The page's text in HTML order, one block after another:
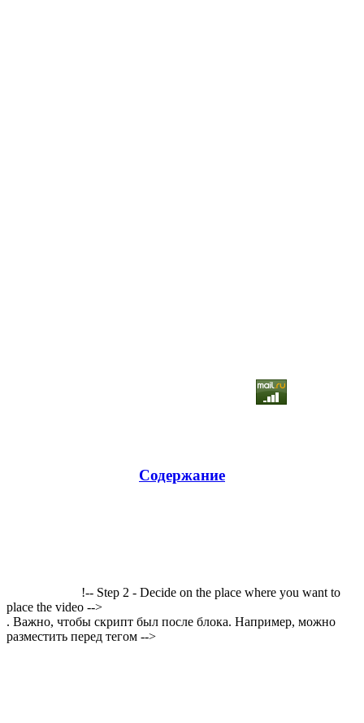
Содержание
!-- Step 2 - Decide on the place where you want to
place the video -->
. Важно, чтобы скрипт был после блока. Например, можно
разместить перед тегом -->